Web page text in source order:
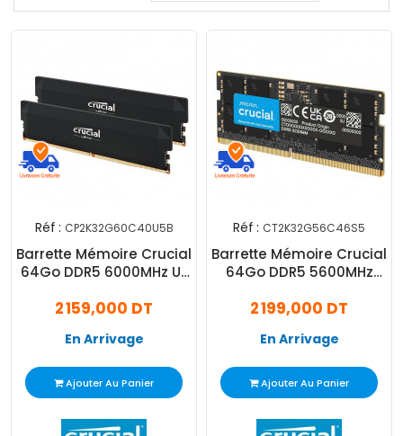
Réf : CP2K32G60C40U5B
Barrette Mémoire Crucial
64Go DDR5 6000MHz U-
2 159,000 DT
En Arrivage
Ajouter Au Panier
Réf : CT2K32G56C46S5
Barrette Mémoire Crucial
64Go DDR5 5600MHz
2 199,000 DT
En Arrivage
Ajouter Au Panier